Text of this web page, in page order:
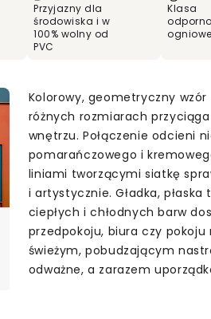
Przyjazny dla
środowiska i w
100% wolny od
PVC
Klasa
Kolorowy, geometryczny
różnych rozmiarach
wnętrzu. Połączenie odcieni
pomarańczowego i
liniami tworzącymi siatkę
i artystycznie. Gładka,
ciepłych i chłodnych barw
przedpokoju, biura czy
świeżym, pobudzającym
odważne, a zarazem